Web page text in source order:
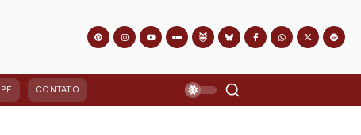
CONTATO